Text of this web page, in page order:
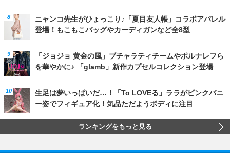
ニャンコ先生がひょっこり♪「夏目友人帳」コラボアパレル
登場！もこもこバッグやカーディガンなど全8型
「ジョジョ 黄金の風」ブチャラティチームやポルナレフら
を華やかに♪ 「glamb」新作カプセルコレクション登場
生足は夢いっぱいだ…！「To LOVEる」ララがピンクバニ
ー姿でフィギュア化！気品ただようボディに注目
ランキングをもっと見る